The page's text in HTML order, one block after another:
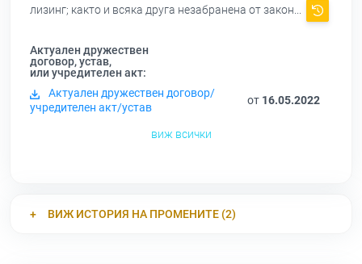
лизинг; както и всяка друга незабранена от закон...
Актуален дружествен
договор, устав,
или учредителен акт:
Актуален дружествен договор/
учредителен акт/устав
от 16.05.2022
виж всички
ВИЖ ИСТОРИЯ НА ПРОМЕНИТЕ (2)